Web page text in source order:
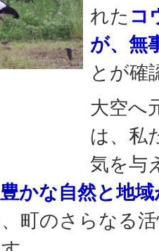
れた コ
が、無
とが確
大空へ
は、私
気を与
豊かな自然と地
町のさらなる